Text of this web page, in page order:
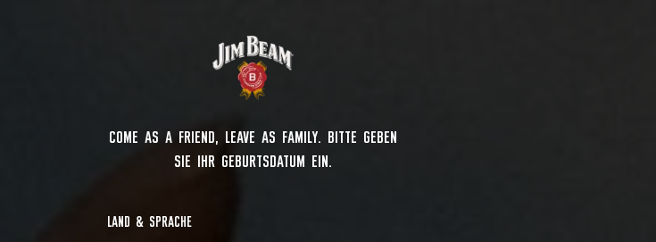
COME AS A FRIEND, LEAVE AS FAMILY. BITTE GEBEN
SIE IHR GEBURTSDATUM EIN.
LAND & SPRACHE